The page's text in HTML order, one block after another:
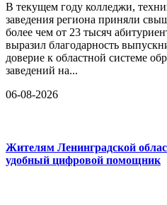
В текущем году колледжи,
заведения региона приняли
более чем от 23 тысяч
выразил благодарность
доверие к областной системе
заведений на...
06-08-2026
Жителям Ленинградской
удобный цифровой помощник